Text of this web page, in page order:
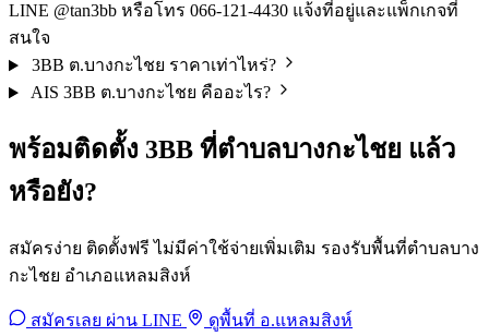
LINE @tan3bb หรือโทร 066-121-4430 แจ้งที่อยู่และแพ็กเกจที่
สนใจ
3BB ต.บางกะไชย ราคาเท่าไหร่?
AIS 3BB ต.บางกะไชย คืออะไร?
พร้อมติดตั้ง 3BB ที่ตำบลบางกะไชย แล้ว
หรือยัง?
สมัครง่าย ติดตั้งฟรี ไม่มีค่าใช้จ่ายเพิ่มเติม รองรับพื้นที่ตำบลบาง
กะไชย อำเภอแหลมสิงห์
สมัครเลย ผ่าน LINE ดูพื้นที่ อ.แหลมสิงห์